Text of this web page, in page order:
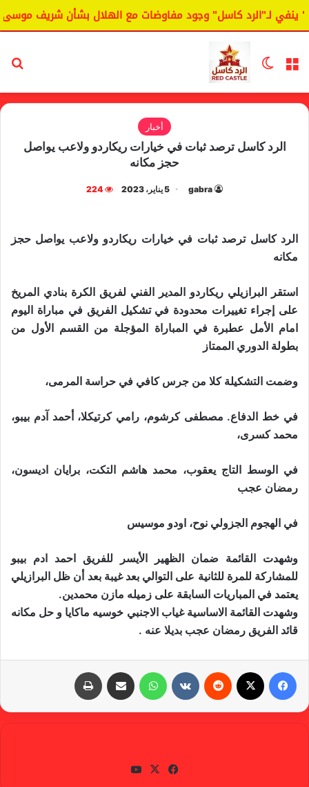
لـ"الرد كاسل" وجود مفاوضات مع الهلال بشأن شريف موسى.
القائمة الوضع المظلم
أخبار
الرد كاسل ترصد ثبات في خيارات ريكاردو ولاعب يواصل
حجز مكانه
gabra 5 يناير، 2023 224
الرد كاسل ترصد ثبات في خيارات ريكاردو ولاعب يواصل حجز
مكانه
استقر البرازيلي ريكاردو المدير الفني لفريق الكرة بنادي المريخ
على إجراء تغييرات محدودة في تشكيل الفريق في مباراة اليوم
امام الأمل عطبرة في المباراة المؤجلة من القسم الأول من
بطولة الدوري الممتاز
وضمت التشكيلة كلا من جرس كافي في حراسة المرمى،
في خط الدفاع. مصطفى كرشوم، رامي كرتيكلا، أحمد آدم بيبو،
محمد كسرى،
في الوسط التاج يعقوب، محمد هاشم التكت، برايان اديسون،
رمضان عجب
في الهجوم الجزولي نوح، اودو موسيس
وشهدت القائمة ضمان الظهير الأيسر للفريق احمد ادم بيبو
للمشاركة للمرة للثانية على التوالي بعد غيبة بعد أن ظل البرازيلي
يعتمد في المباريات السابقة على زميله مازن محمدين.
وشهدت القائمة الاساسية غياب الاجنبي خوسيه ماكايا و حل مكانه
قائد الفريق رمضان عجب بديلا عنه .
واتساب
في
X